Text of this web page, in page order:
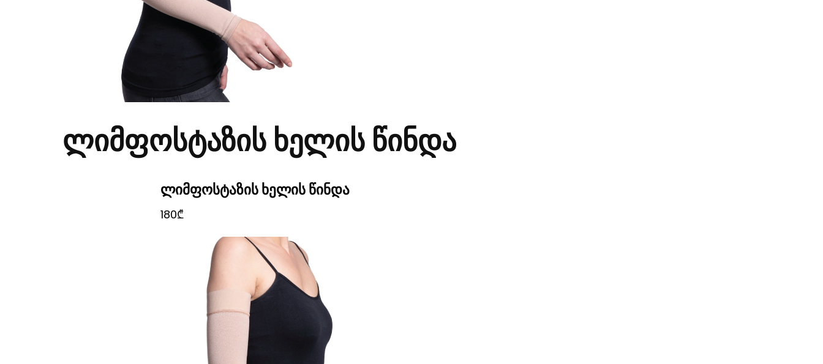
ლიმფოსტაზის ხელის წინდა
ლიმფოსტაზის ხელის წინდა
180₾